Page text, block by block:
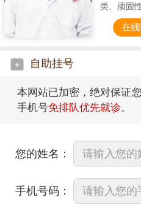
类、顽固
自助挂号
本网站已加密，绝对保证
手机号免排队优先就诊。
您的姓名：
手机号码：